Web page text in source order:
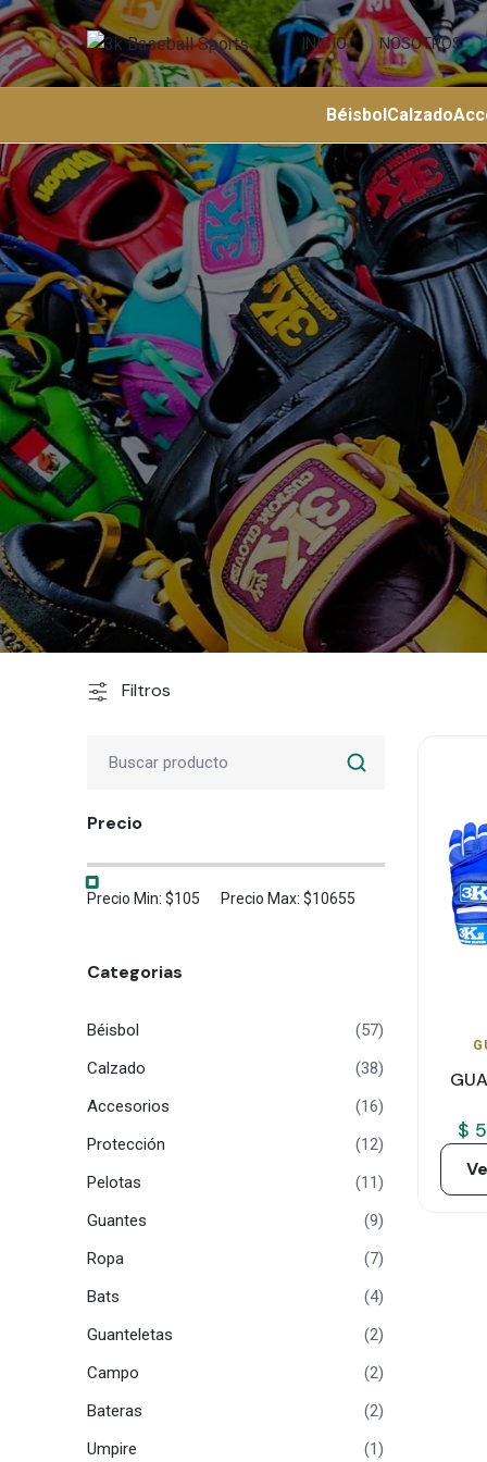
INICIO NOSOTROS
BéisbolCalzado
Filtros
Precio
Precio Min: $105 Precio Max: $10655
Categorias
Béisbol
(57)
Calzado
(38)
Accesorios
(16)
Protección
(12)
Pelotas
(11)
Guantes
(9)
Ropa
(7)
Bats
(4)
Guanteletas
(2)
Campo
(2)
Bateras
(2)
Umpire
(1)
$